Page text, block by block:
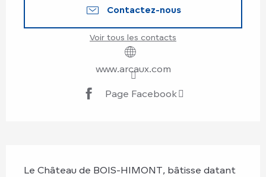
Contactez-nous
Voir tous les contacts
www.arcaux.com
Page Facebook
Le Château de BOIS-HIMONT, bâtisse datant